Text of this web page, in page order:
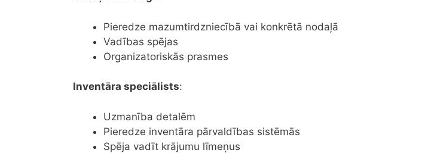
Pieredze mazumtirdzniecībā vai konkrētā nodaļā
Vadības spējas
Organizatoriskās prasmes
Inventāra speciālists:
Uzmanība detalēm
Pieredze inventāra pārvaldības sistēmās
Spēja vadīt krājumu līmeņus